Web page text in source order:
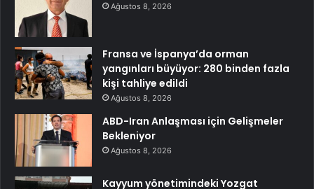
Ağustos 8, 2026
Fransa ve İspanya’da orman
yangınları büyüyor: 280 binden fazla
kişi tahliye edildi
Ağustos 8, 2026
ABD-Iran Anlaşması için Gelişmeler
Bekleniyor
Ağustos 8, 2026
Kayyum yönetimindeki Yozgat